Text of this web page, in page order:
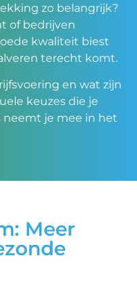
zo belangrijk?
of bedrijven
kwaliteit biest
terecht komt.
en wat zijn
keuzes die je
neemt je mee in het
Meer